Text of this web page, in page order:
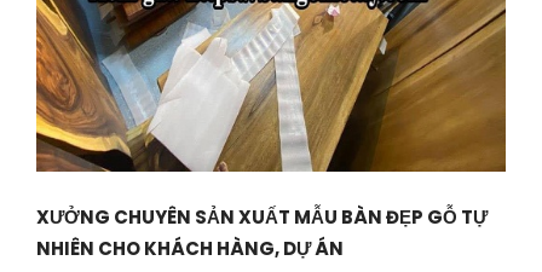
XƯỞNG CHUYÊN SẢN XUẤT MẪU BÀN ĐẸP GỖ TỰ
NHIÊN CHO KHÁCH HÀNG, DỰ ÁN